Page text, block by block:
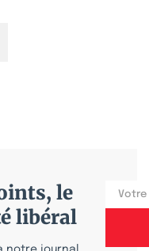
le
libéral